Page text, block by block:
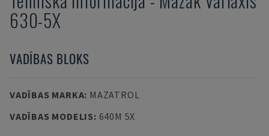
630-5X
VADĪBAS BLOKS
VADĪBAS MARKA: MAZATROL
VADĪBAS MODELIS: 640M 5X